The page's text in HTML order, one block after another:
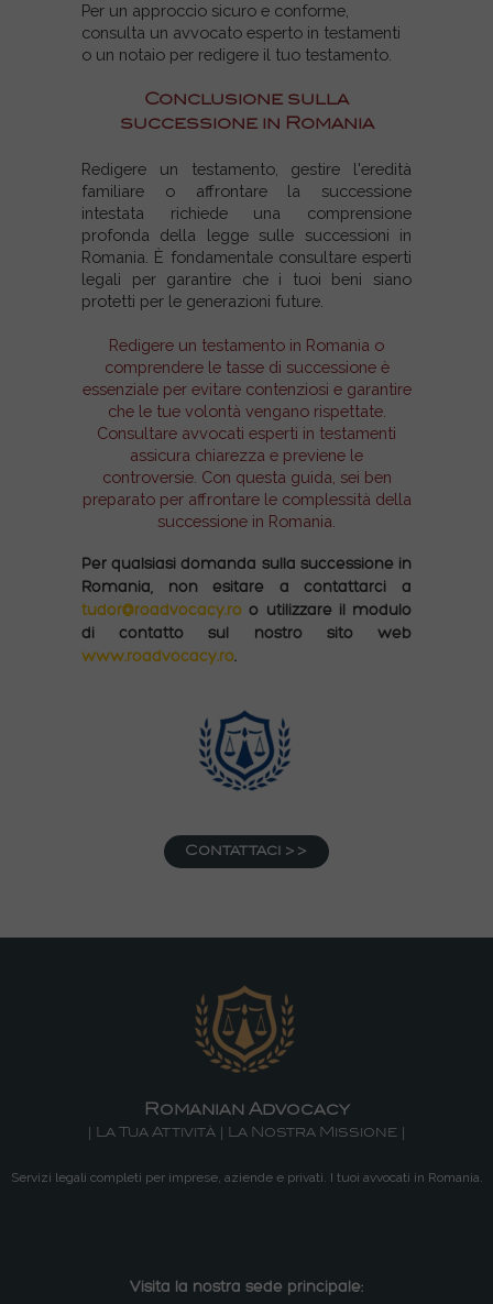
Contattaci >>
Per un approccio sicuro e conforme,
consulta un avvocato esperto in testamenti
o un notaio per redigere il tuo testamento.
Conclusione sulla
successione in Romania
Redigere un testamento, gestire l'eredità
familiare o affrontare la successione
intestata richiede una comprensione
profonda della legge sulle successioni in
Romania. È fondamentale consultare esperti
legali per garantire che i tuoi beni siano
protetti per le generazioni future.
Redigere un testamento in Romania o
comprendere le tasse di successione è
essenziale per evitare contenziosi e garantire
che le tue volontà vengano rispettate.
Consultare avvocati esperti in testamenti
assicura chiarezza e previene le
controversie. Con questa guida, sei ben
preparato per affrontare le complessità della
successione in Romania.
Per qualsiasi domanda sulla successione in
Romania, non esitare a contattarci a
tudor@roadvocacy.ro o utilizzare il modulo
di contatto sul nostro sito web
www.roadvocacy.ro.
Romanian Advocacy
| La Tua Attività | La Nostra Missione |
Servizi legali completi per imprese, aziende e privati. I tuoi avvocati in Romania.
Visita la nostra sede principale: